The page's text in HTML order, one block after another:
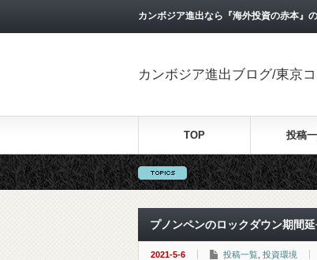
カンボジア進出なら『海外投資の赤本』
カンボジア進出ブログ/東京
TOP 投稿
プノンペンのロックダウン期間
2021-5-6 投稿一覧 投資環境